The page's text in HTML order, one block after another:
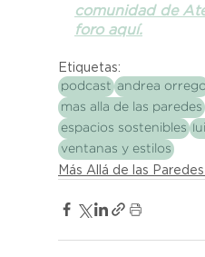
comunidad de
foro aquí.
Etiquetas:
podcast andrea orrego
mas alla de las paredes
espacios sostenibles
ventanas y estilos
Más Allá de las